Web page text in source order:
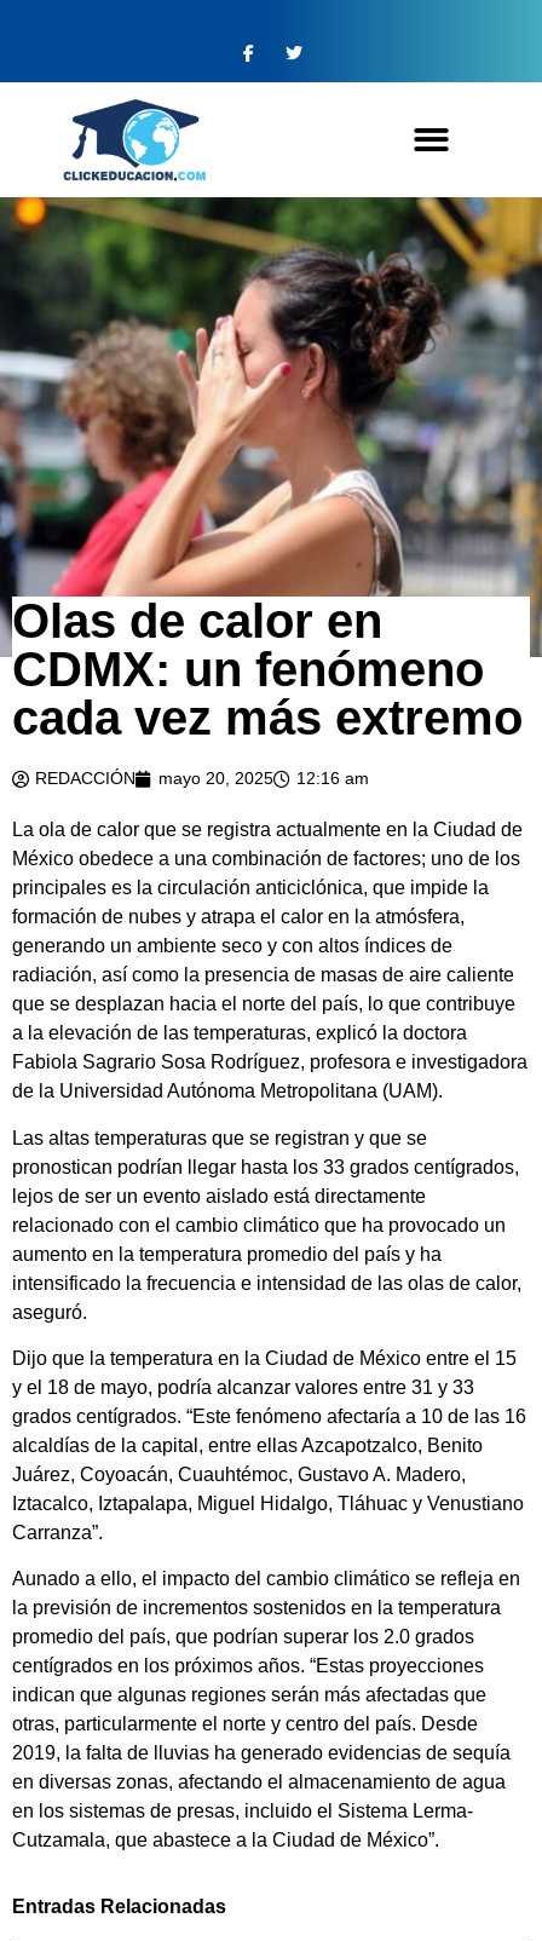
Olas de calor en
CDMX: un fenómeno
cada vez más extremo
REDACCIÓN mayo 20, 2025 12:16 am
La ola de calor que se registra actualmente en la Ciudad de
México obedece a una combinación de factores; uno de los
principales es la circulación anticiclónica, que impide la
formación de nubes y atrapa el calor en la atmósfera,
generando un ambiente seco y con altos índices de
radiación, así como la presencia de masas de aire caliente
que se desplazan hacia el norte del país, lo que contribuye
a la elevación de las temperaturas, explicó la doctora
Fabiola Sagrario Sosa Rodríguez, profesora e investigadora
de la Universidad Autónoma Metropolitana (UAM).
Las altas temperaturas que se registran y que se
pronostican podrían llegar hasta los 33 grados centígrados,
lejos de ser un evento aislado está directamente
relacionado con el cambio climático que ha provocado un
aumento en la temperatura promedio del país y ha
intensificado la frecuencia e intensidad de las olas de calor,
aseguró.
Dijo que la temperatura en la Ciudad de México entre el 15
y el 18 de mayo, podría alcanzar valores entre 31 y 33
grados centígrados. “Este fenómeno afectaría a 10 de las 16
alcaldías de la capital, entre ellas Azcapotzalco, Benito
Juárez, Coyoacán, Cuauhtémoc, Gustavo A. Madero,
Iztacalco, Iztapalapa, Miguel Hidalgo, Tláhuac y Venustiano
Carranza”.
Aunado a ello, el impacto del cambio climático se refleja en
la previsión de incrementos sostenidos en la temperatura
promedio del país, que podrían superar los 2.0 grados
centígrados en los próximos años. “Estas proyecciones
indican que algunas regiones serán más afectadas que
otras, particularmente el norte y centro del país. Desde
2019, la falta de lluvias ha generado evidencias de sequía
en diversas zonas, afectando el almacenamiento de agua
en los sistemas de presas, incluido el Sistema Lerma-
Cutzamala, que abastece a la Ciudad de México”.
Entradas Relacionadas